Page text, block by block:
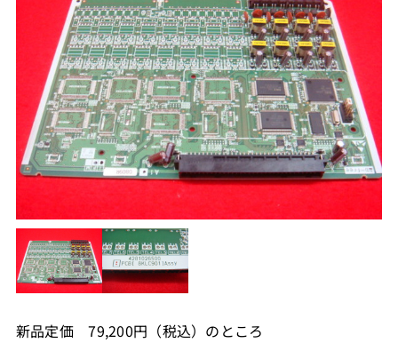
新品定価 79,200円（税込）のところ